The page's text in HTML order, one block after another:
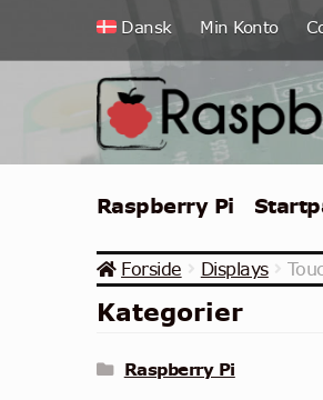
Spring
navigation
Spring
indhold
Dansk Min Konto
Raspberry Pi
Forside Displays
Kategorier
Raspberry Pi